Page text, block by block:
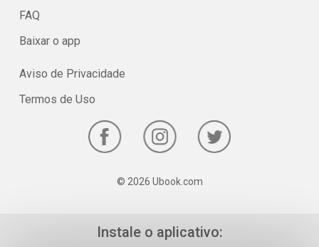
FAQ
Baixar o app
Aviso de Privacidade
Termos de Uso
© 2026 Ubook.com
Instale o aplicativo: